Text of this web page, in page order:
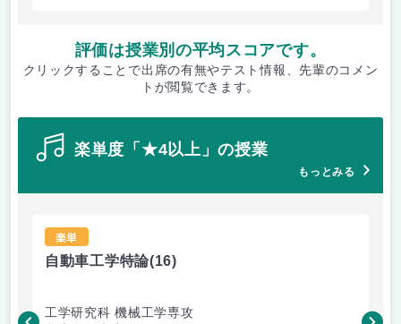
評価は授業別の平均スコアです。
クリックすることで出席の有無やテスト情報、先輩のコメン
トが閲覧できます。
楽単度「★4以上」の授業
もっとみる
楽単
自動車工学特論(16)
工学研究科 機械工学専攻